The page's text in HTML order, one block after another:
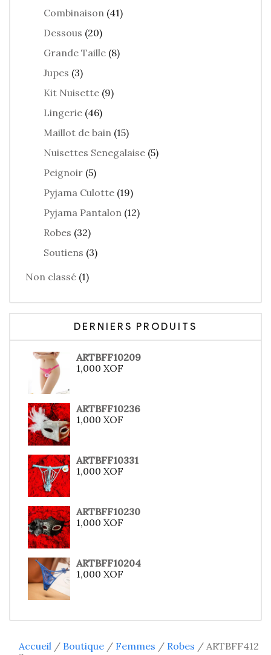
Combinaison (41)
Dessous (20)
Grande Taille (8)
Jupes (3)
Kit Nuisette (9)
Lingerie (46)
Maillot de bain (15)
Nuisettes Senegalaise (5)
Peignoir (5)
Pyjama Culotte (19)
Pyjama Pantalon (12)
Robes (32)
Soutiens (3)
Non classé (1)
DERNIERS PRODUITS
ARTBFF10209
1,000 XOF
ARTBFF10236
1,000 XOF
ARTBFF10331
1,000 XOF
ARTBFF10230
1,000 XOF
ARTBFF10204
1,000 XOF
Accueil / Boutique / Femmes / Robes / ARTBFF412